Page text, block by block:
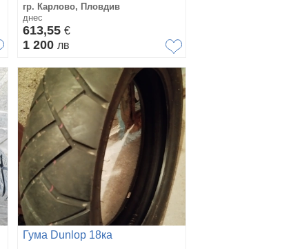
гр. Карлово, Пловдив
днес
613,55 €
1 200 лв
Гума Dunlop 18ка